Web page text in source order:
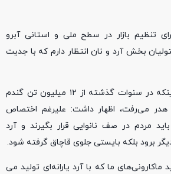
تنظیم بازار در سطح ملی و استانی آبرو
بخش آرد و نان انتظار دارم که با جدیت
استاندار گیلان با بیان اینکه در سنوات گذشته از ۱۲ میلیون تن گندم
هدر می‌رفت، اظهار داشت: علیرغم اختصاص
مردم در صف نانوایی‌ قرار بگیرند و آرد
برود بلکه بایستی جلوی قاچاق گرفته شود.
ماکارونی‌های ما که با آرد یارانه‌ای تولید می